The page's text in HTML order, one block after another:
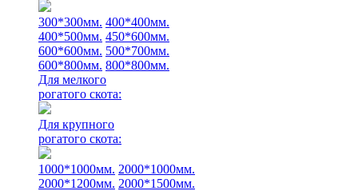
300*300мм. 400*400мм.
400*500мм. 450*600мм.
600*600мм. 500*700мм.
600*800мм. 800*800мм.
Для мелкого
рогатого скота:
Для крупного
рогатого скота:
1000*1000мм. 2000*1000мм.
2000*1200мм. 2000*1500мм.